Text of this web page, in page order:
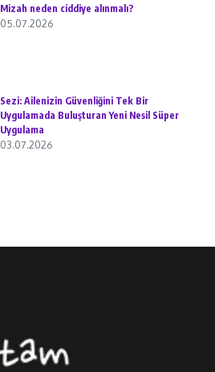
Mizah neden ciddiye alınmalı?
05.07.2026
Sezi: Ailenizin Güvenliğini Tek Bir
Uygulamada Buluşturan Yeni Nesil Süper
Uygulama
03.07.2026